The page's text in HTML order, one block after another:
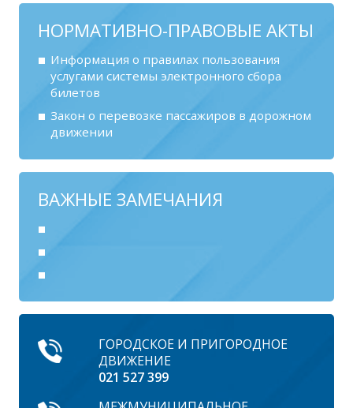
НОРМАТИВНО-ПРАВОВЫЕ АКТЫ
Информация о правилах пользования
услугами системы электронного сбора
билетов
Закон о перевозке пассажиров в дорожном
движении
ВАЖНЫЕ ЗАМЕЧАНИЯ
ГОРОДСКОЕ И ПРИГОРОДНОЕ
ДВИЖЕНИЕ
021 527 399